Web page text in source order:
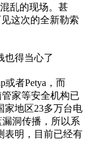
乱的现场。甚
这次的全新勒索
者Petya，而
家等安全机构已
家地区23多万台电
漏洞传播，所以系
表明，目前已经有